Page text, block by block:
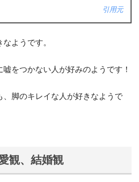
引用元
ようです。
をつかない人が好みのようです！
、脚のキレイな人が好きなようで
観、結婚観